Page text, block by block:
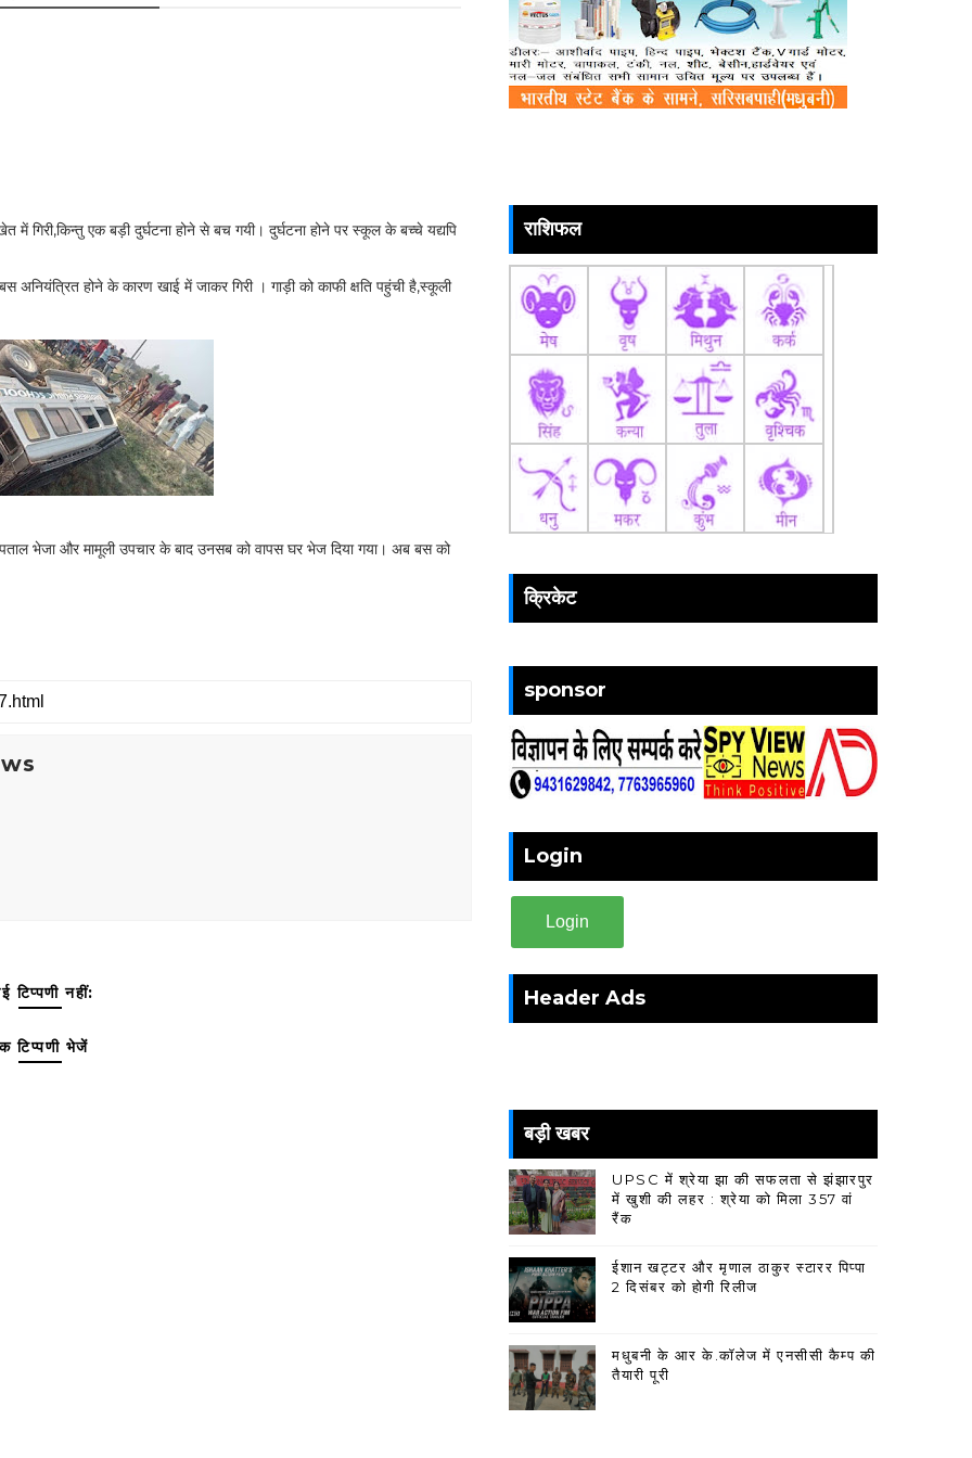
एक बड़ी दुर्घटना होने से बच गयी। दुर्घटना होने पर स्कूल के बच्चे यद्यपि
अनियंत्रित होने के कारण खाई में जाकर गिरी । गाड़ी को काफी क्षति पहुंची है,स्कूली
भेजा और मामूली उपचार के बाद उनसब को वापस घर भेज दिया गया। अब बस को
टिप्पणी नहीं:
टिप्पणी भेजें
राशिफल
क्रिकेट
sponsor
Login
Login
Header Ads
बड़ी खबर
UPSC में श्रेया झा की सफलता से झंझारपुर
में खुशी की लहर : श्रेया को मिला 357 वां
रैंक
ईशान खट्टर और मृणाल ठाकुर स्टारर पिप्पा
2 दिसंबर को होगी रिलीज
मधुबनी के आर के.कॉलेज में एनसीसी कैम्प की
तैयारी पूरी